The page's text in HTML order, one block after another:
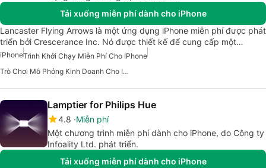
Tải xuống miễn phí dành cho iPhone
Lancaster Flying Arrows là một ứng dụng iPhone miễn phí được phát
triển bởi Crescerance Inc. Nó được thiết kế để cung cấp một…
iPhoneTrình Khởi Chạy Miễn Phí Cho IPhone
Trò Chơi Mô Phỏng Kinh Doanh Cho IPhone
Lamptier for Philips Hue
4.8 Miễn phí
Một chương trình miễn phí dành cho iPhone, do Công ty
Infoality Ltd. phát triển.
Tải xuống miễn phí dành cho iPhone